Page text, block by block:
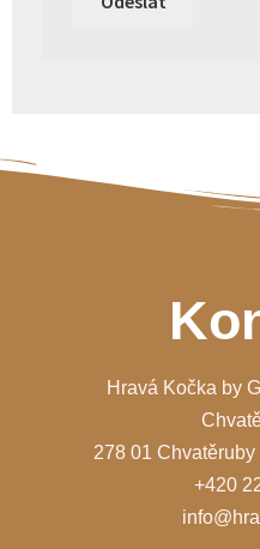
Hravá Kočka by
278 01
+420